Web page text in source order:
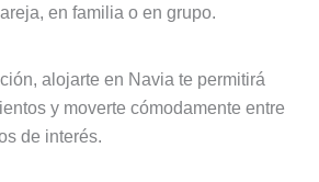
en familia o en grupo.
alojarte en Navia te permitirá
y moverte cómodamente entre
de interés.